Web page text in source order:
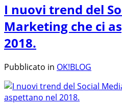
I nuovi trend del
Marketing che ci
2018.
Pubblicato in OK!BLOG